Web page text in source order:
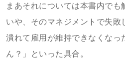
まあそれについては本書内でも
いや、そのマネジメントで失敗
潰れて雇用が維持できなくなっ
ん？」といった具合。